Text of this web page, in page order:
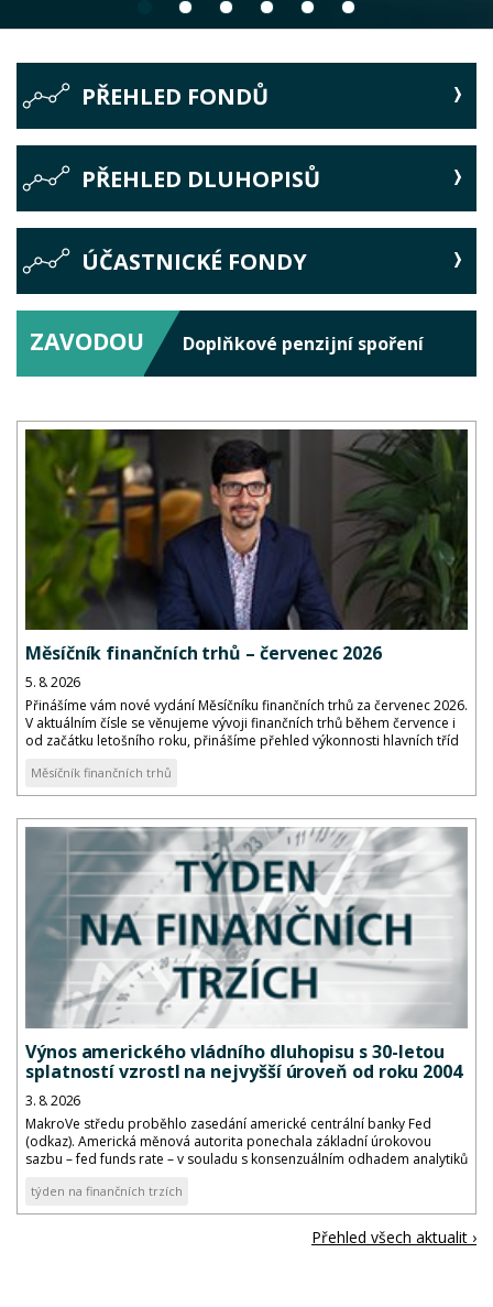
PŘEHLED FONDŮ
PŘEHLED DLUHOPISŮ
ÚČASTNICKÉ FONDY
ZAVODOU Doplňkové penzijní spoření
Měsíčník finančních trhů – červenec 2026
5. 8. 2026
Přinášíme vám nové vydání Měsíčníku finančních trhů za červenec 2026.
V aktuálním čísle se věnujeme vývoji finančních trhů během července i
od začátku letošního roku, přinášíme přehled výkonnosti hlavních tříd
Měsíčník finančních trhů
Výnos amerického vládního dluhopisu s 30-letou
splatností vzrostl na nejvyšší úroveň od roku 2004
3. 8. 2026
MakroVe středu proběhlo zasedání americké centrální banky Fed
(odkaz). Americká měnová autorita ponechala základní úrokovou
sazbu – fed funds rate – v souladu s konsenzuálním odhadem analytiků
týden na finančních trzích
Přehled všech aktualit ›